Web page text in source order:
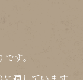
す。